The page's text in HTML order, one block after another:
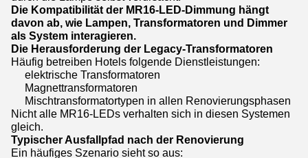
Die Kompatibilität der MR16-LED-Dimmung hängt
davon ab, wie Lampen, Transformatoren und Dimmer
als System interagieren.
Die Herausforderung der Legacy-Transformatoren
Häufig betreiben Hotels folgende Dienstleistungen:
elektrische Transformatoren
Magnettransformatoren
Mischtransformatortypen in allen Renovierungsphasen
Nicht alle MR16-LEDs verhalten sich in diesen Systemen
gleich.
Typischer Ausfallpfad nach der Renovierung
Ein häufiges Szenario sieht so aus: